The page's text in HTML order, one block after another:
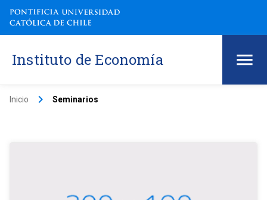
Instituto de Economía
Inicio keyboard_arrow_right Seminarios